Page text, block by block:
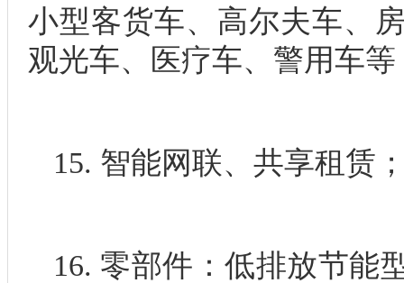
小型客货车、高尔夫车、
观光车、医疗车、警用车
15. 智能网联、共享租赁
16. 零部件：低排放节能